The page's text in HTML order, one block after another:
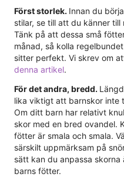
Först storlek. Innan du
stilar, se till att du känner
Tänk på att dessa små
månad, så kolla
sitter perfekt. Vi skrev om
denna artikel.
För det andra, bredd.
lika viktigt att barnskor inte
Om ditt barn har relativt
skor med en bred ovandel.
fötter är smala och smala.
särskilt uppmärksam på
sätt kan du anpassa
barns fötter.